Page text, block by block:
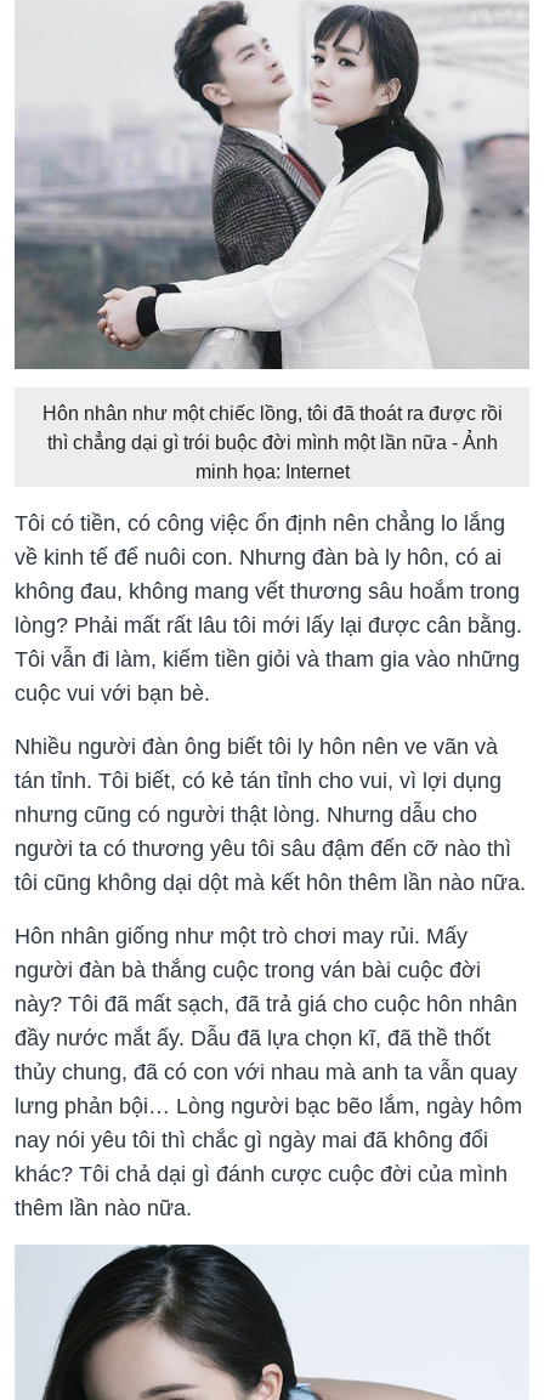
Hôn nhân như một chiếc lồng, tôi đã thoát ra được rồi
thì chẳng dại gì trói buộc đời mình một lần nữa - Ảnh
minh họa: Internet
Tôi có tiền, có công việc ổn định nên chẳng lo lắng
về kinh tế để nuôi con. Nhưng đàn bà ly hôn, có ai
không đau, không mang vết thương sâu hoắm trong
lòng? Phải mất rất lâu tôi mới lấy lại được cân bằng.
Tôi vẫn đi làm, kiếm tiền giỏi và tham gia vào những
cuộc vui với bạn bè.
Nhiều người đàn ông biết tôi ly hôn nên ve vãn và
tán tỉnh. Tôi biết, có kẻ tán tỉnh cho vui, vì lợi dụng
nhưng cũng có người thật lòng. Nhưng dẫu cho
người ta có thương yêu tôi sâu đậm đến cỡ nào thì
tôi cũng không dại dột mà kết hôn thêm lần nào nữa.
Hôn nhân giống như một trò chơi may rủi. Mấy
người đàn bà thắng cuộc trong ván bài cuộc đời
này? Tôi đã mất sạch, đã trả giá cho cuộc hôn nhân
đầy nước mắt ấy. Dẫu đã lựa chọn kĩ, đã thề thốt
thủy chung, đã có con với nhau mà anh ta vẫn quay
lưng phản bội… Lòng người bạc bẽo lắm, ngày hôm
nay nói yêu tôi thì chắc gì ngày mai đã không đổi
khác? Tôi chả dại gì đánh cược cuộc đời của mình
thêm lần nào nữa.